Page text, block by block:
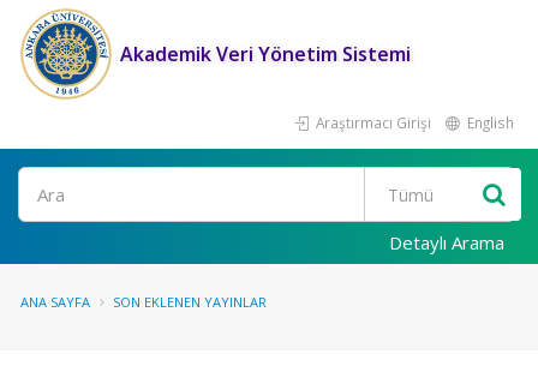
Akademik Veri Yönetim Sistemi
Araştırmacı Girişi English
Ara
Detaylı Arama
ANA SAYFA SON EKLENEN YAYINLAR